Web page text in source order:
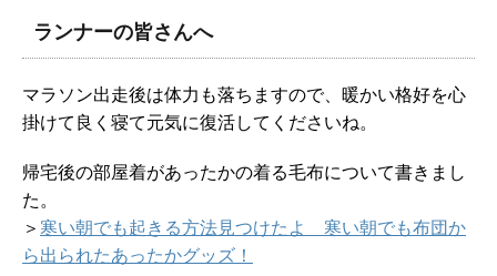
ランナーの皆さんへ
マラソン出走後は体力も落ちますので、暖かい格好を心
掛けて良く寝て元気に復活してくださいね。
帰宅後の部屋着があったかの着る毛布について書きまし
た。
＞ 寒い朝でも起きる方法見つけたよ 寒い朝でも布団か
ら出られたあったかグッズ！